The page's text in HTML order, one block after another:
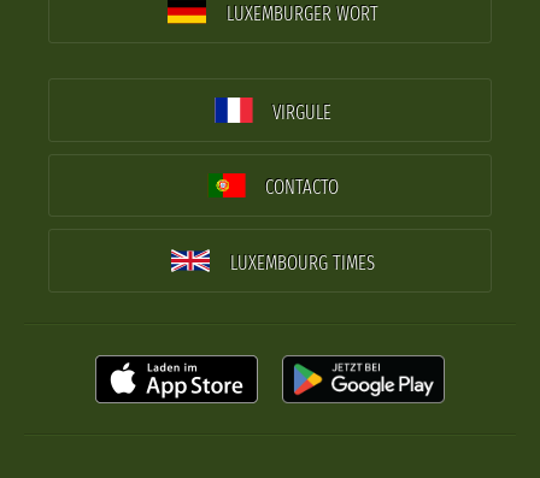
LUXEMBURGER WORT
VIRGULE
CONTACTO
LUXEMBOURG TIMES